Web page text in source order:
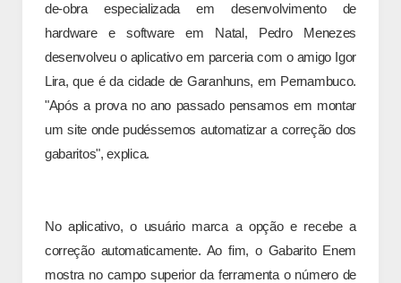
de-obra especializada em desenvolvimento de
hardware e software em Natal, Pedro Menezes
desenvolveu o aplicativo em parceria com o amigo Igor
Lira, que é da cidade de Garanhuns, em Pernambuco.
"Após a prova no ano passado pensamos em montar
um site onde pudéssemos automatizar a correção dos
gabaritos", explica.
No aplicativo, o usuário marca a opção e recebe a
correção automaticamente. Ao fim, o Gabarito Enem
mostra no campo superior da ferramenta o número de